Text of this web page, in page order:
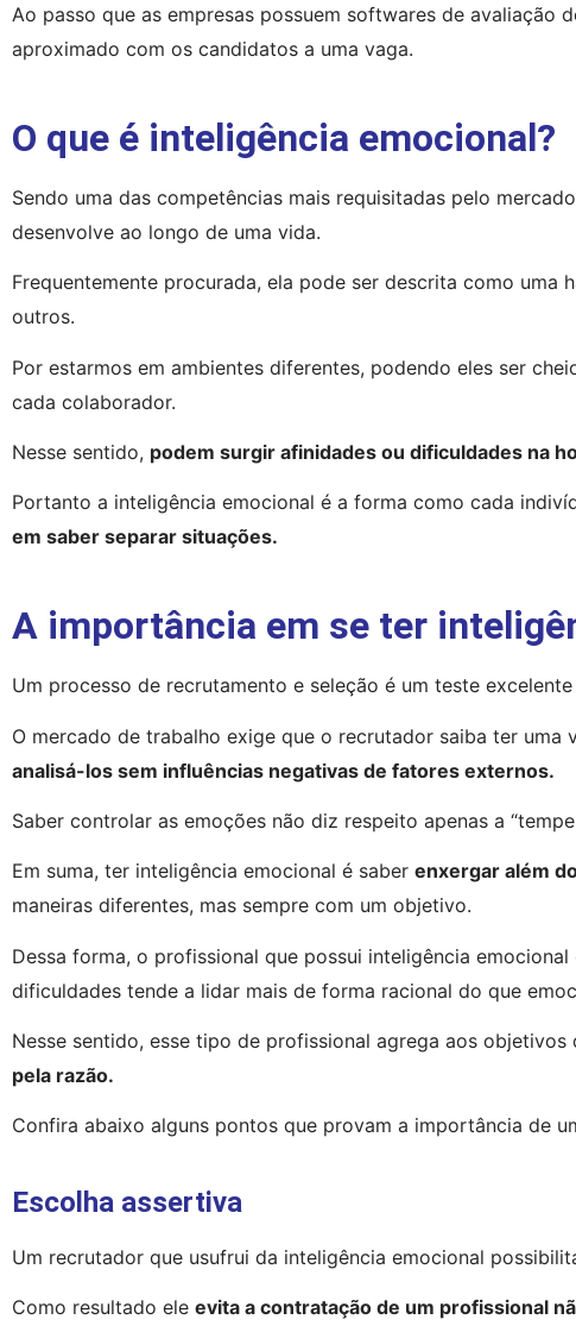
Ao passo que as empresas possuem softwares de avaliação
aproximado com os candidatos a uma vaga.
O que é inteligência emocional?
Sendo uma das competências mais requisitadas pelo
desenvolve ao longo de uma vida.
Frequentemente procurada, ela pode ser descrita como uma
outros.
Por estarmos em ambientes diferentes, podendo eles ser
cada colaborador.
Nesse sentido, podem surgir afinidades ou dificuldades na
Portanto a inteligência emocional é a forma como cada
em saber separar situações.
A importância em se ter
Um processo de recrutamento e seleção é um teste
analisá-los sem influências negativas de fatores externos.
Saber controlar as emoções não diz respeito apenas a
Em suma, ter inteligência emocional é saber enxergar além
maneiras diferentes, mas sempre com um objetivo.
Dessa forma, o profissional que possui inteligência
dificuldades tende a lidar mais de forma racional do que
Nesse sentido, esse tipo de profissional agrega aos
pela razão.
Confira abaixo alguns pontos que provam a importância de
Escolha assertiva
Um recrutador que usufrui da inteligência emocional
Como resultado ele evita a contratação de um profissional